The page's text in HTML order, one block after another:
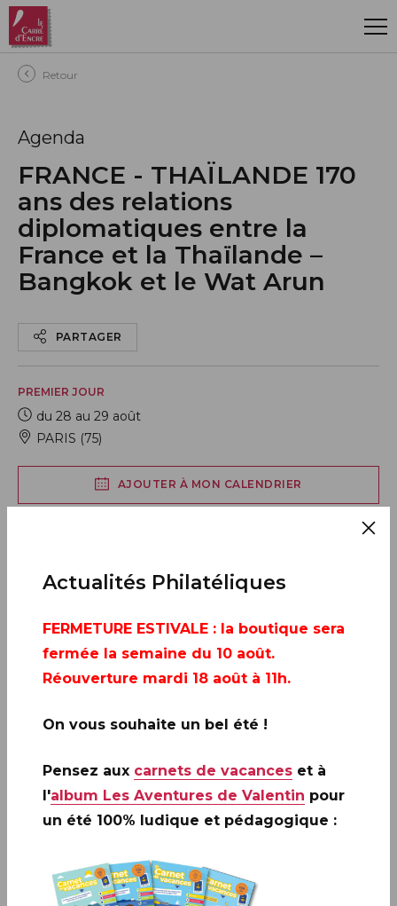
Aller au contenu principal
Retour
Agenda
FRANCE - THAÏLANDE 170
ans des relations
diplomatiques entre la
France et la Thaïlande –
Bangkok et le Wat Arun
PARTAGER
PREMIER JOUR
du 28 au 29 août
PARIS (75)
AJOUTER À MON CALENDRIER
Actualités Philatéliques
FERMETURE ESTIVALE : la boutique sera
fermée la semaine du 10 août.
Réouverture mardi 18 août à 11h.
On vous souhaite un bel été !
Pensez aux carnets de vacances et à
l'album Les Aventures de Valentin pour
un été 100% ludique et pédagogique :